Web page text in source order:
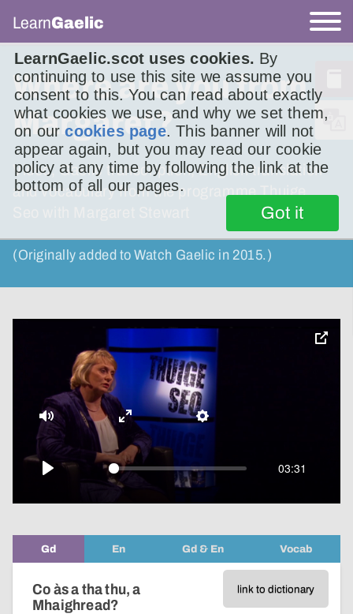
LearnGaelic.scot uses cookies. By
continuing to use this site we assume you
consent to this. You can read about exactly
what cookies we use, and why we set them,
on ourcookies page. This banner will not
appear again, but you may read our cookie
policy at any time by following the link at the
bottom of all our pages.
Got it
LearnGaelic
Where are you from
Margaret?
Video, Gaelic transcription, English translation
and vocabulary from the programme Thuige
(Originally added to Watch Gaelic in 2015.)
Play
03:31
Mute Settings
Enter
fullscreen
toggle
Gd En Gd & En Vocab
link to dictionary
Co às a tha thu, a
Mhaighread?